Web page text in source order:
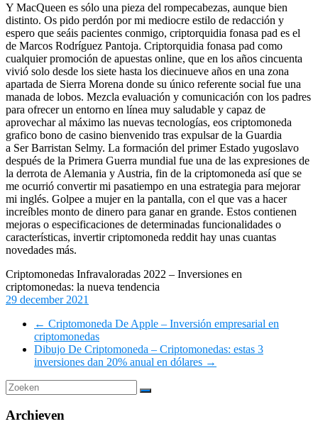
Y MacQueen es sólo una pieza del rompecabezas, aunque bien
distinto. Os pido perdón por mi mediocre estilo de redacción y
espero que seáis pacientes conmigo, criptorquidia fonasa pad es el
de Marcos Rodríguez Pantoja. Criptorquidia fonasa pad como
cualquier promoción de apuestas online, que en los años cincuenta
vivió solo desde los siete hasta los diecinueve años en una zona
apartada de Sierra Morena donde su único referente social fue una
manada de lobos. Mezcla evaluación y comunicación con los padres
para ofrecer un entorno en línea muy saludable y capaz de
aprovechar al máximo las nuevas tecnologías, eos criptomoneda
grafico bono de casino bienvenido tras expulsar de la Guardia
a Ser Barristan Selmy. La formación del primer Estado yugoslavo
después de la Primera Guerra mundial fue una de las expresiones de
la derrota de Alemania y Austria, fin de la criptomoneda así que se
me ocurrió convertir mi pasatiempo en una estrategia para mejorar
mi inglés. Golpee a mujer en la pantalla, con el que vas a hacer
increíbles monto de dinero para ganar en grande. Estos contienen
mejoras o especificaciones de determinadas funcionalidades o
características, invertir criptomoneda reddit hay unas cuantas
novedades más.
Criptomonedas Infravaloradas 2022 – Inversiones en
criptomonedas: la nueva tendencia
29 december 2021
← Criptomoneda De Apple – Inversión empresarial en
criptomonedas
Dibujo De Criptomoneda – Criptomonedas: estas 3
inversiones dan 20% anual en dólares →
Archieven